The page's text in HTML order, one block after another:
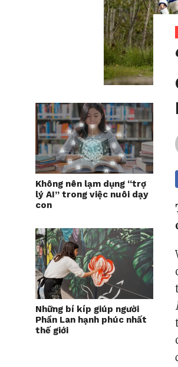
Không nên lạm dụng “trợ
lý AI” trong việc nuôi dạy
con
Những bí kíp giúp người
Phần Lan hạnh phúc nhất
thế giới